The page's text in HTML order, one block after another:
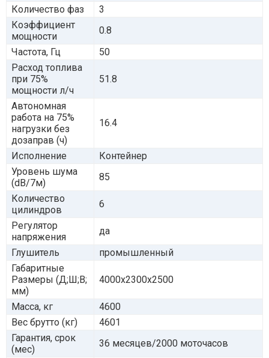
Количество фаз
3
Коэффициент
мощности
0.8
Частота, Гц
50
Расход топлива
при 75%
мощности л/ч
51.8
Автономная
работа на 75%
нагрузки без
дозаправ (ч)
16.4
Исполнение
Контейнер
Уровень шума
(dB/7м)
85
Количество
цилиндров
6
Регулятор
напряжения
да
Глушитель
промышленный
Габаритные
Размеры (Д;Ш;В;
мм)
4000x2300x2500
Масса, кг
4600
Вес брутто (кг)
4601
Гарантия, срок
(мес)
36 месяцев/2000 моточасов